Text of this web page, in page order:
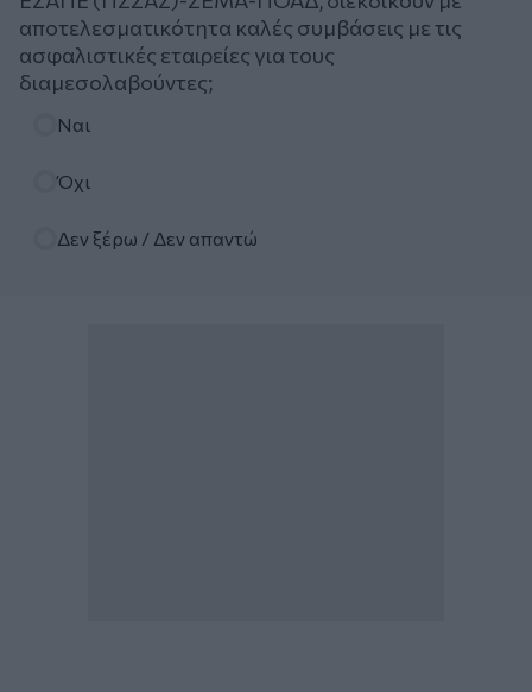
αποτελεσματικότητα καλές συμβάσεις με τις
ασφαλιστικές εταιρείες για τους
διαμεσολαβούντες;
Ναι
Όχι
Δεν ξέρω / Δεν απαντώ